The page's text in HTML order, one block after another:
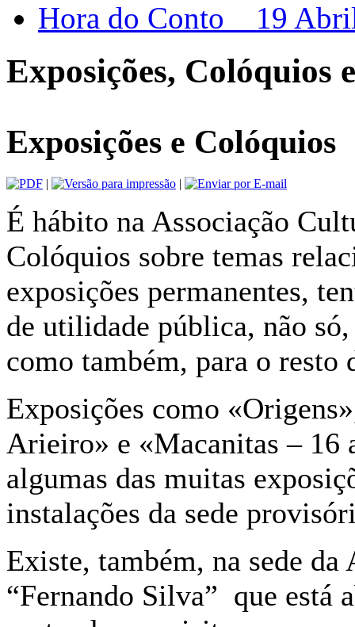
Hora do Conto _ 19
Exposições, Colóquios
Exposições e Colóquios
| |
É hábito na Associação
Colóquios sobre temas
exposições permanentes,
de utilidade pública, não
como também, para o resto
Exposições como
Arieiro» e «Macanitas – 16
algumas das muitas
instalações da sede
Existe, também, na sede
“Fernando Silva” que está